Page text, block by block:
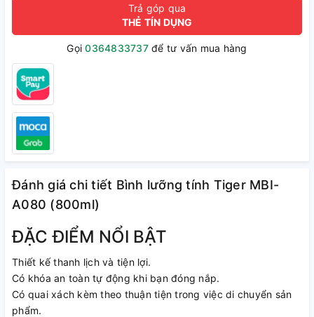
Trả góp qua
THẺ TÍN DỤNG
Gọi0364833737để tư vấn mua hàng
Đánh giá chi tiết Bình lưỡng tính Tiger MBI-
A080 (800ml)
ĐẶC ĐIỂM NỔI BẬT
Thiết kế thanh lịch và tiện lợi.
Có khóa an toàn tự động khi bạn đóng nắp.
Có quai xách kèm theo thuận tiện trong việc di chuyển sản
phẩm.